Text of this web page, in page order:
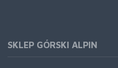
SKLEP GÓRSKI ALPIN